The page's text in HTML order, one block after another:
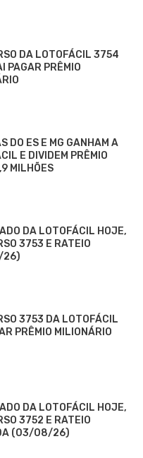
DA LOTOFÁCIL 3754
PAGAR PRÊMIO
DO ES E MG GANHAM A
E DIVIDEM PRÊMIO
MILHÕES
DA LOTOFÁCIL HOJE,
3753 E RATEIO
3753 DA LOTOFÁCIL
PRÊMIO MILIONÁRIO
DA LOTOFÁCIL HOJE,
3752 E RATEIO
(03/08/26)